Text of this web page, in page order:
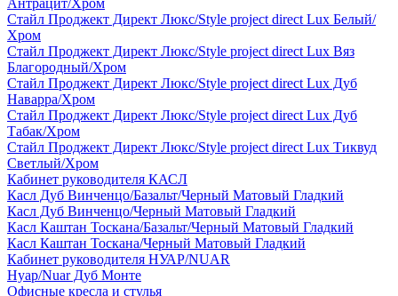
Антрацит/Хром
Стайл Проджект Директ Люкс/Style project direct Lux Белый/
Хром
Стайл Проджект Директ Люкс/Style project direct Lux Вяз
Благородный/Хром
Стайл Проджект Директ Люкс/Style project direct Lux Дуб
Наварра/Хром
Стайл Проджект Директ Люкс/Style project direct Lux Дуб
Табак/Хром
Стайл Проджект Директ Люкс/Style project direct Lux Тиквуд
Светлый/Хром
Кабинет руководителя КАСЛ
Касл Дуб Винченцо/Базальт/Черный Матовый Гладкий
Касл Дуб Винченцо/Черный Матовый Гладкий
Касл Каштан Тоскана/Базальт/Черный Матовый Гладкий
Касл Каштан Тоскана/Черный Матовый Гладкий
Кабинет руководителя НУАР/NUAR
Нуар/Nuar Дуб Монте
Офисные кресла и стулья